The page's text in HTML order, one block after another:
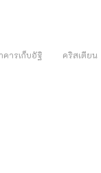
คารเก็บอัฐิ คริสเตียน